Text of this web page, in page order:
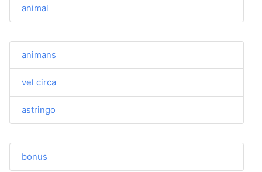
animal
animans
vel circa
astringo
bonus